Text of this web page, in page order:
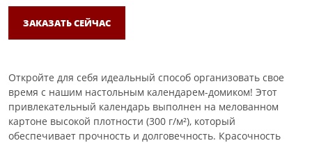
ЗАКАЗАТЬ СЕЙЧАС
Откройте для себя идеальный способ организовать свое
время с нашим настольным календарем-домиком! Этот
привлекательный календарь выполнен на мелованном
картоне высокой плотности (300 г/м²), который
обеспечивает прочность и долговечность. Красочность